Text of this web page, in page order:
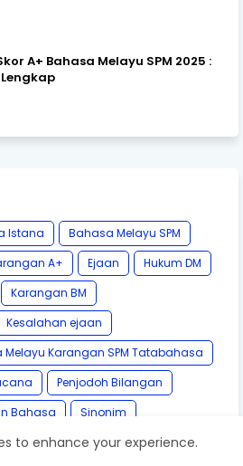
A+ Bahasa Melayu SPM 2025 :
Istana
Bahasa Melayu SPM
A+ Ejaan
Hukum DM
Karangan BM
Kesalahan ejaan
Melayu Karangan SPM Tatabahasa
Penjodoh Bilangan
Bahasa
Sinonim
A+ kamus DBP Online
to enhance your experience.